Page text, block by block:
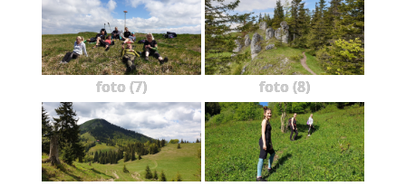
foto (7) foto (8)